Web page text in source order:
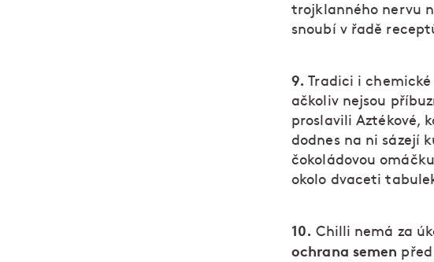
trojklanného nervu
snoubí v řadě
9. Tradici i
ačkoliv nejsou
proslavili Aztékové,
dodnes na ni sázejí
čokoládovou
okolo dvaceti
10. Chilli nemá za
ochrana semen